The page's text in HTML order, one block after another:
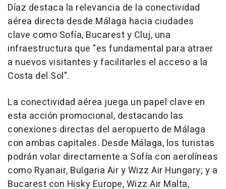
Díaz destaca la relevancia de la conectividad
aérea directa desde Málaga hacia ciudades
clave como Sofía, Bucarest y Cluj, una
infraestructura que "es fundamental para atraer
a nuevos visitantes y facilitarles el acceso a la
Costa del Sol".
La conectividad aérea juega un papel clave en
esta acción promocional, destacando las
conexiones directas del aeropuerto de Málaga
con ambas capitales. Desde Málaga, los turistas
podrán volar directamente a Sofía con aerolíneas
como Ryanair, Bulgaria Air y Wizz Air Hungary; y a
Bucarest con Hisky Europe, Wizz Air Malta,